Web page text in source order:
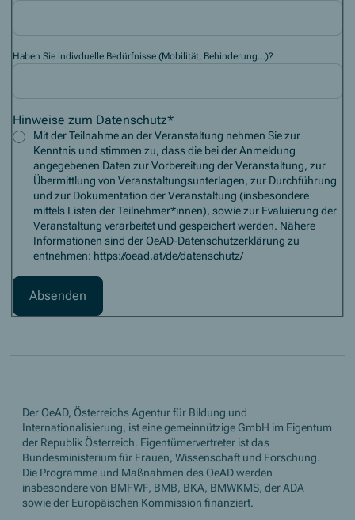
Haben Sie indivduelle Bedürfnisse (Mobilität, Behinderung…)?
Hinweise zum Datenschutz*
Mit der Teilnahme an der Veranstaltung nehmen Sie zur
Kenntnis und stimmen zu, dass die bei der Anmeldung
angegebenen Daten zur Vorbereitung der Veranstaltung, zur
Übermittlung von Veranstaltungsunterlagen, zur Durchführung
und zur Dokumentation der Veranstaltung (insbesondere
mittels Listen der Teilnehmer*innen), sowie zur Evaluierung der
Veranstaltung verarbeitet und gespeichert werden. Nähere
Informationen sind der OeAD-Datenschutzerklärung zu
entnehmen: https://oead.at/de/datenschutz/
Der OeAD, Österreichs Agentur für Bildung und
Internationalisierung, ist eine gemeinnützige GmbH im Eigentum
der Republik Österreich. Eigentümervertreter ist das
Bundesministerium für Frauen, Wissenschaft und Forschung.
Die Programme und Maßnahmen des OeAD werden
insbesondere von BMFWF, BMB, BKA, BMWKMS, der ADA
sowie der Europäischen Kommission finanziert.